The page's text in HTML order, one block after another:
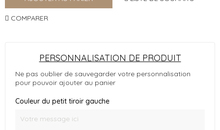
COMPARER
PERSONNALISATION DE PRODUIT
Ne pas oublier de sauvegarder votre personnalisation
pour pouvoir ajouter au panier
Couleur du petit tiroir gauche